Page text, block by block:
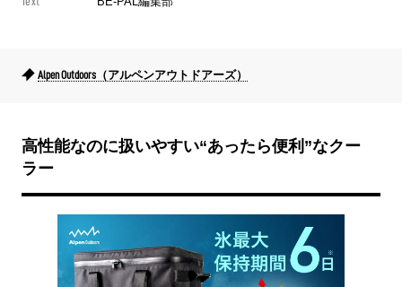
Alpen Outdoors（アルペンアウトドアーズ）
高性能なのに扱いやすい“あったら便利”なクー
ラー